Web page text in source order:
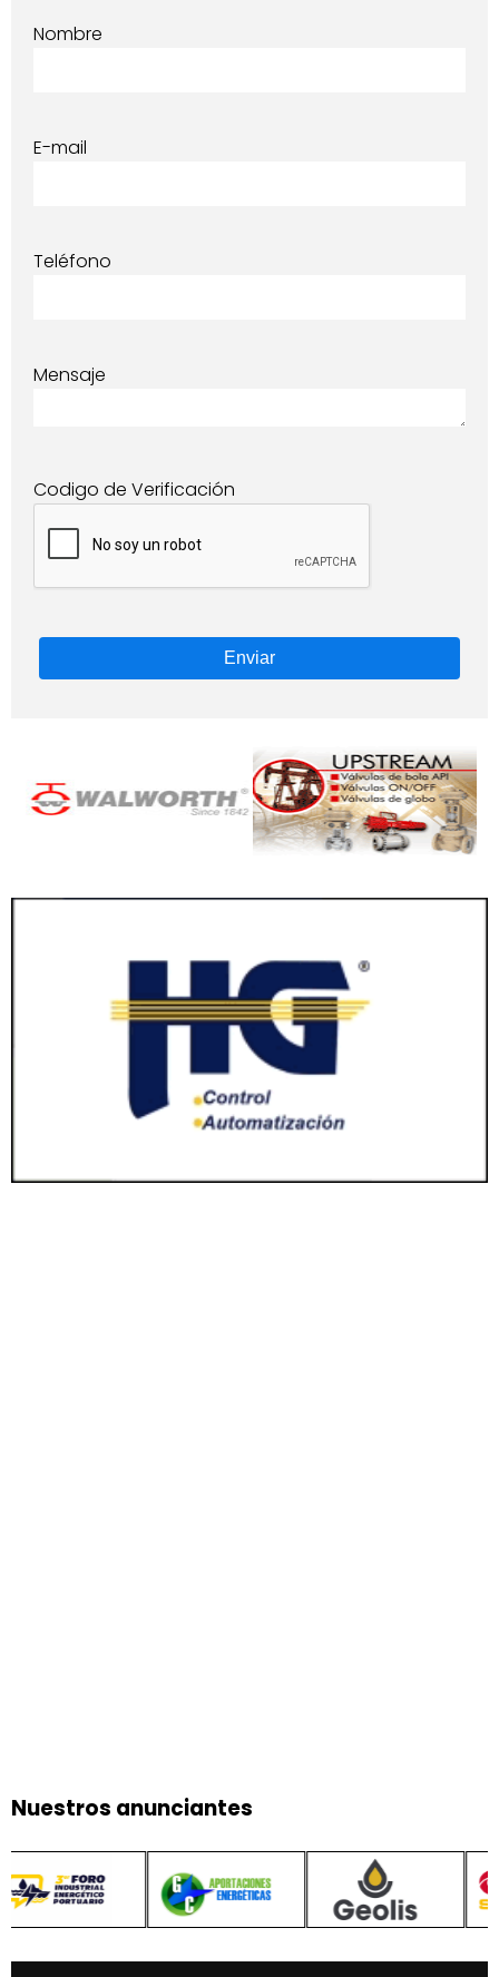
Nombre
E-mail
Teléfono
Mensaje
Codigo de Verificación
Enviar
Nuestros anunciantes